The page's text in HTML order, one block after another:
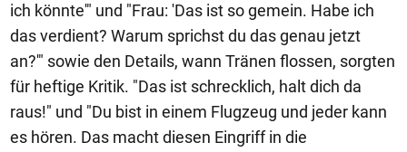
ich könnte'" und "Frau: 'Das ist so gemein. Habe ich
das verdient? Warum sprichst du das genau jetzt
an?'" sowie den Details, wann Tränen flossen, sorgten
für heftige Kritik. "Das ist schrecklich, halt dich da
raus!" und "Du bist in einem Flugzeug und jeder kann
es hören. Das macht diesen Eingriff in die